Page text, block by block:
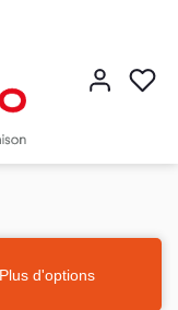
Plus d'options